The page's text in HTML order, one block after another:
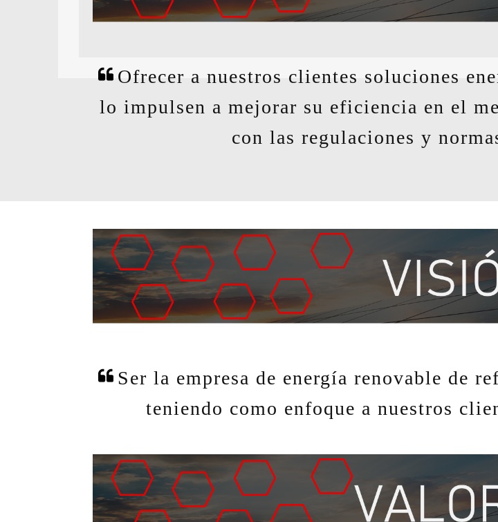
Ofrecer a nuestros clientes soluciones
lo impulsen a mejorar su eficiencia en el
con las regulaciones y
Ser la empresa de energía renovable de
teniendo como enfoque a nuestros